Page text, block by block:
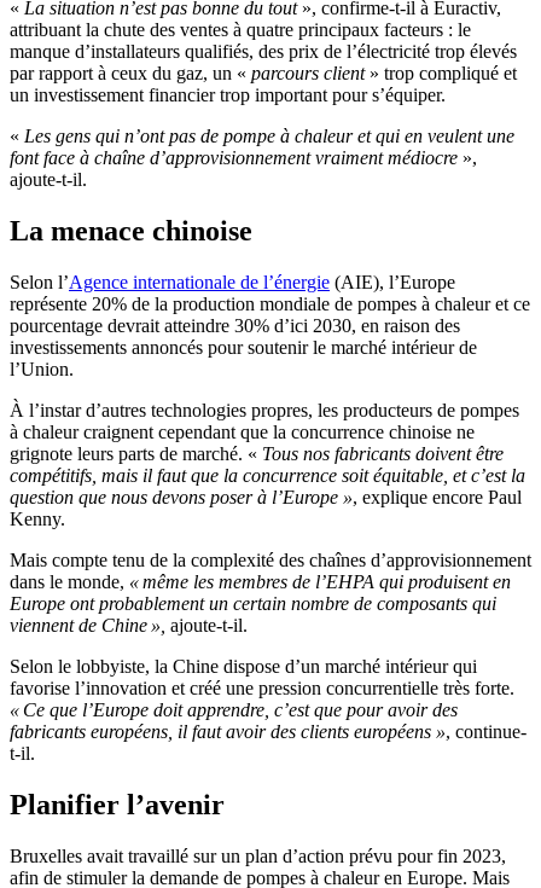
« La situation n’est pas bonne du tout», confirme-t-il à Euractiv,
attribuant la chute des ventes à quatre principaux facteurs : le
manque d’installateurs qualifiés, des prix de l’électricité trop élevés
par rapport à ceux du gaz, un « parcours client» trop compliqué et
un investissement financier trop important pour s’équiper.
« Les gens qui n’ont pas de pompe à chaleur et qui en veulent une
font face à chaîne d’approvisionnement vraiment médiocre »,
ajoute-t-il.
La menace chinoise
Selon l’Agence internationale de l’énergie (AIE), l’Europe
représente 20% de la production mondiale de pompes à chaleur et ce
pourcentage devrait atteindre 30% d’ici 2030, en raison des
investissements annoncés pour soutenir le marché intérieur de
l’Union.
À l’instar d’autres technologies propres, les producteurs de pompes
à chaleur craignent cependant que la concurrence chinoise ne
grignote leurs parts de marché. « Tous nos fabricants doivent être
compétitifs, mais il faut que la concurrence soit équitable, et c’est la
question que nous devons poser à l’Europe », explique encore Paul
Kenny.
Mais compte tenu de la complexité des chaînes d’approvisionnement
dans le monde, « même les membres de l’EHPA qui produisent en
Europe ont probablement un certain nombre de composants qui
viennent de Chine », ajoute-t-il.
Selon le lobbyiste, la Chine dispose d’un marché intérieur qui
favorise l’innovation et créé une pression concurrentielle très forte.
« Ce que l’Europe doit apprendre, c’est que pour avoir des
fabricants européens, il faut avoir des clients européens », continue-
t-il.
Planifier l’avenir
Bruxelles avait travaillé sur un plan d’action prévu pour fin 2023,
afin de stimuler la demande de pompes à chaleur en Europe. Mais